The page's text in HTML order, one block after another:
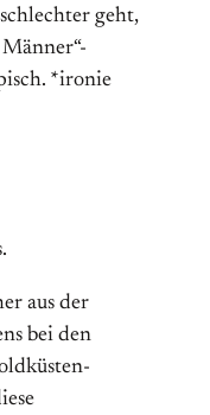
geht,
*ironie
aus der
bei den